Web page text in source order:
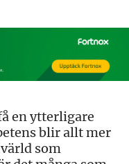
en ytterligare
blir allt mer
som